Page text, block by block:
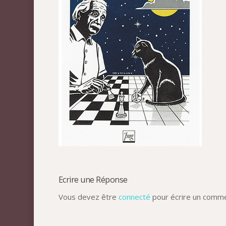
Ecrire une Réponse
Vous devez être connecté pour écrire un